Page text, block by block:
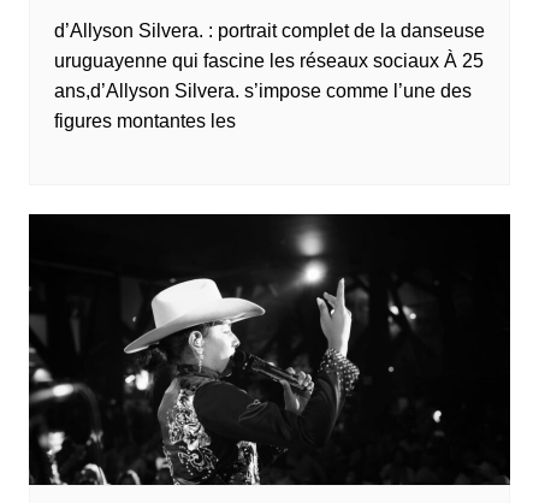
d’Allyson Silvera. : portrait complet de la danseuse
uruguayenne qui fascine les réseaux sociaux À 25
ans,d’Allyson Silvera. s’impose comme l’une des
figures montantes les